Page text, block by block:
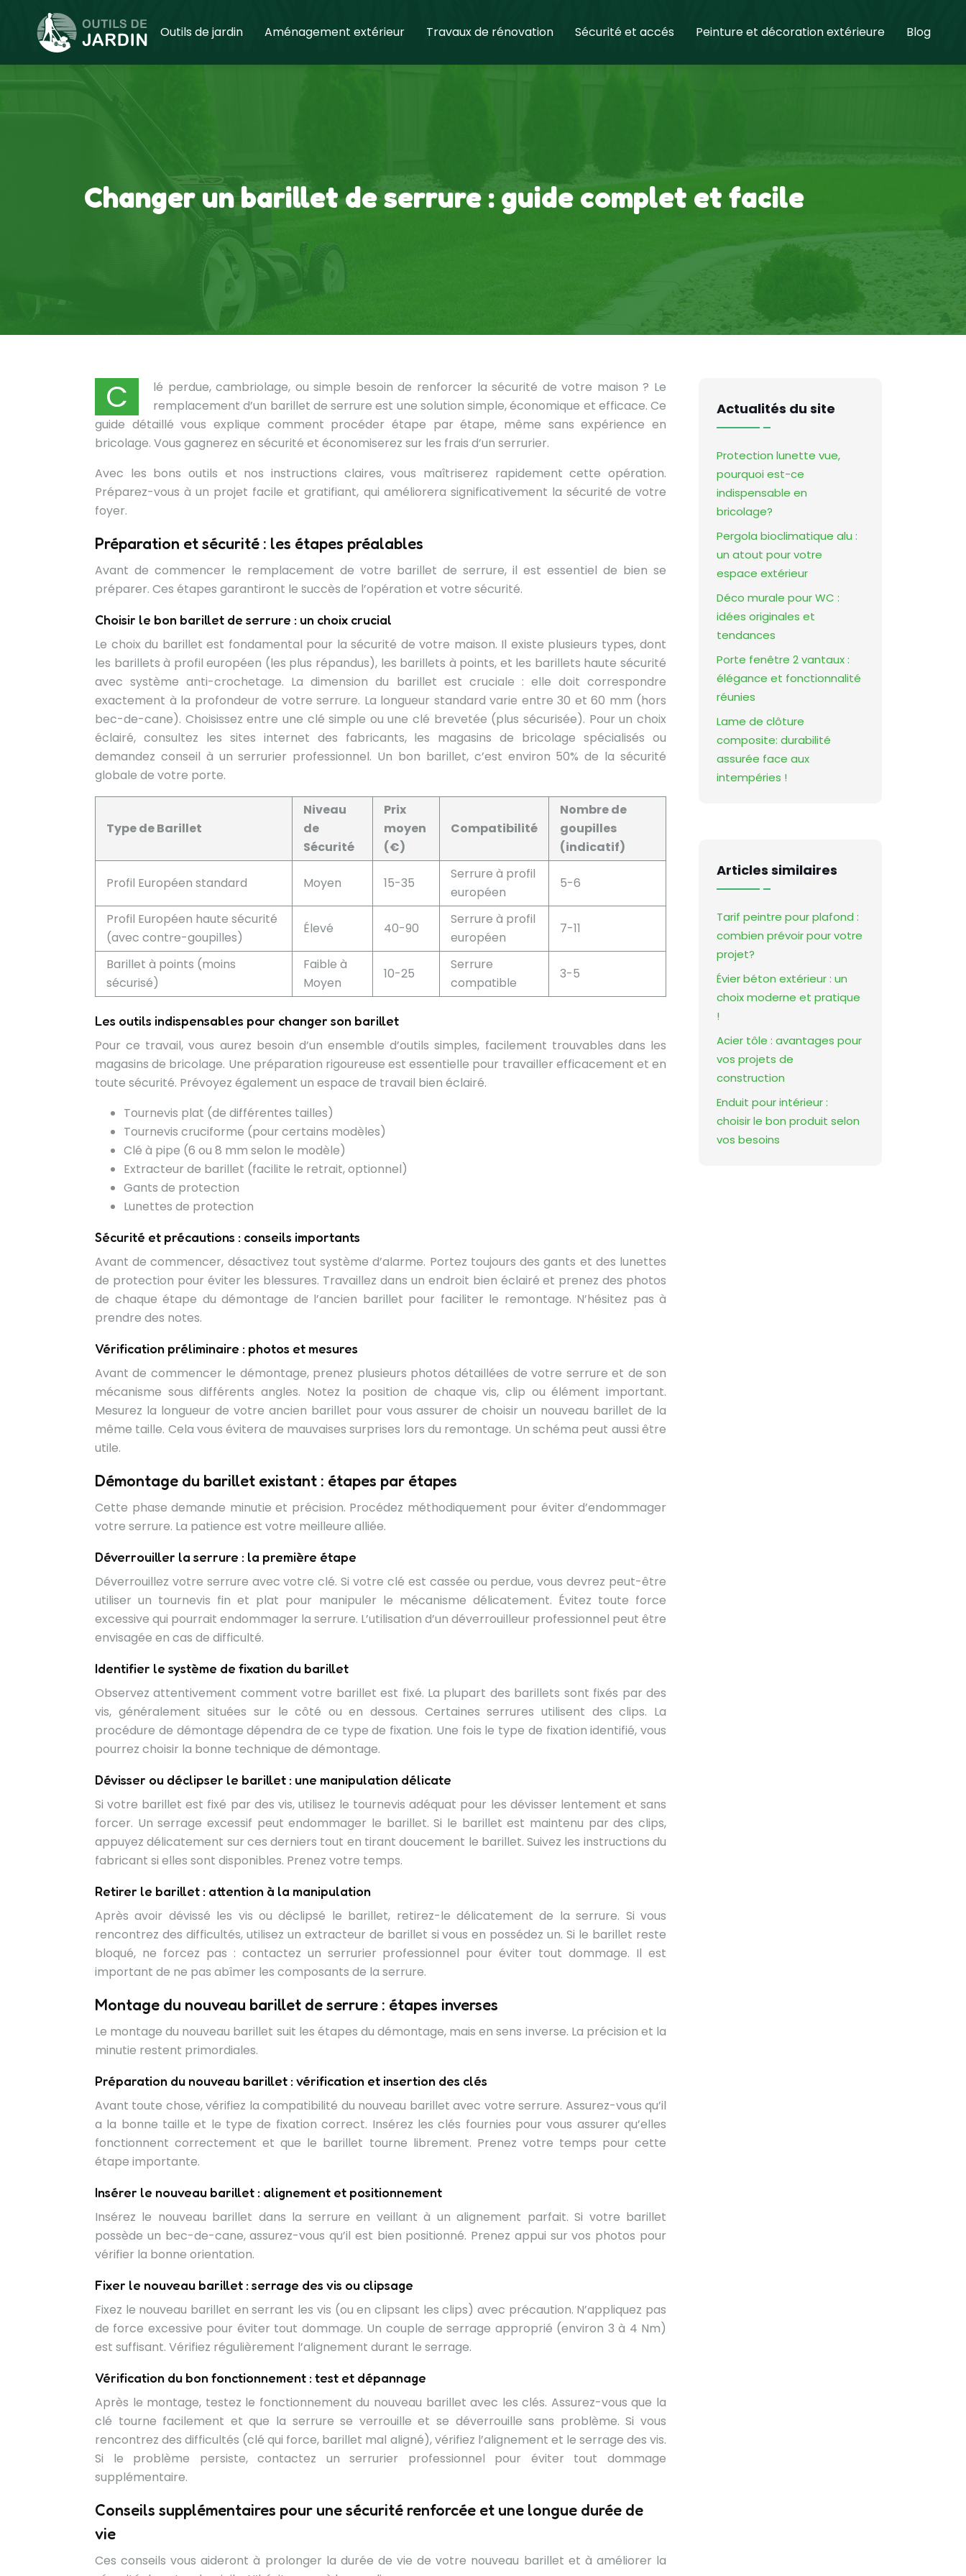
Outils de jardin Aménagement extérieur Travaux de rénovation Sécurité et accés Peinture et décoration extérieure Blog
Changer un barillet de serrure : guide complet et facile
C
lé perdue, cambriolage, ou simple besoin de renforcer la sécurité de votre maison ? Le
remplacement d’un barillet de serrure est une solution simple, économique et efficace. Ce
guide détaillé vous explique comment procéder étape par étape, même sans expérience en
bricolage. Vous gagnerez en sécurité et économiserez sur les frais d’un serrurier.
Avec les bons outils et nos instructions claires, vous maîtriserez rapidement cette opération.
Préparez-vous à un projet facile et gratifiant, qui améliorera significativement la sécurité de votre
foyer.
Préparation et sécurité : les étapes préalables
Avant de commencer le remplacement de votre barillet de serrure, il est essentiel de bien se
préparer. Ces étapes garantiront le succès de l’opération et votre sécurité.
Choisir le bon barillet de serrure : un choix crucial
Le choix du barillet est fondamental pour la sécurité de votre maison. Il existe plusieurs types, dont
les barillets à profil européen (les plus répandus), les barillets à points, et les barillets haute sécurité
avec système anti-crochetage. La dimension du barillet est cruciale : elle doit correspondre
exactement à la profondeur de votre serrure. La longueur standard varie entre 30 et 60 mm (hors
bec-de-cane). Choisissez entre une clé simple ou une clé brevetée (plus sécurisée). Pour un choix
éclairé, consultez les sites internet des fabricants, les magasins de bricolage spécialisés ou
demandez conseil à un serrurier professionnel. Un bon barillet, c’est environ 50% de la sécurité
globale de votre porte.
Type de Barillet
Niveau
de
Sécurité
Prix
moyen
(€)
Compatibilité
Nombre de
goupilles
(indicatif)
Profil Européen standard Moyen 15-35
Serrure à profil
européen
5-6
Profil Européen haute sécurité
(avec contre-goupilles)
Élevé 40-90
Serrure à profil
européen
7-11
Barillet à points (moins
sécurisé)
Faible à
Moyen
10-25
Serrure
compatible
3-5
Les outils indispensables pour changer son barillet
Pour ce travail, vous aurez besoin d’un ensemble d’outils simples, facilement trouvables dans les
magasins de bricolage. Une préparation rigoureuse est essentielle pour travailler efficacement et en
toute sécurité. Prévoyez également un espace de travail bien éclairé.
Tournevis plat (de différentes tailles)
Tournevis cruciforme (pour certains modèles)
Clé à pipe (6 ou 8 mm selon le modèle)
Extracteur de barillet (facilite le retrait, optionnel)
Gants de protection
Lunettes de protection
Sécurité et précautions : conseils importants
Avant de commencer, désactivez tout système d’alarme. Portez toujours des gants et des lunettes
de protection pour éviter les blessures. Travaillez dans un endroit bien éclairé et prenez des photos
de chaque étape du démontage de l’ancien barillet pour faciliter le remontage. N’hésitez pas à
prendre des notes.
Vérification préliminaire : photos et mesures
Avant de commencer le démontage, prenez plusieurs photos détaillées de votre serrure et de son
mécanisme sous différents angles. Notez la position de chaque vis, clip ou élément important.
Mesurez la longueur de votre ancien barillet pour vous assurer de choisir un nouveau barillet de la
même taille. Cela vous évitera de mauvaises surprises lors du remontage. Un schéma peut aussi être
utile.
Démontage du barillet existant : étapes par étapes
Cette phase demande minutie et précision. Procédez méthodiquement pour éviter d’endommager
votre serrure. La patience est votre meilleure alliée.
Déverrouiller la serrure : la première étape
Déverrouillez votre serrure avec votre clé. Si votre clé est cassée ou perdue, vous devrez peut-être
utiliser un tournevis fin et plat pour manipuler le mécanisme délicatement. Évitez toute force
excessive qui pourrait endommager la serrure. L’utilisation d’un déverrouilleur professionnel peut être
envisagée en cas de difficulté.
Identifier le système de fixation du barillet
Observez attentivement comment votre barillet est fixé. La plupart des barillets sont fixés par des
vis, généralement situées sur le côté ou en dessous. Certaines serrures utilisent des clips. La
procédure de démontage dépendra de ce type de fixation. Une fois le type de fixation identifié, vous
pourrez choisir la bonne technique de démontage.
Dévisser ou déclipser le barillet : une manipulation délicate
Si votre barillet est fixé par des vis, utilisez le tournevis adéquat pour les dévisser lentement et sans
forcer. Un serrage excessif peut endommager le barillet. Si le barillet est maintenu par des clips,
appuyez délicatement sur ces derniers tout en tirant doucement le barillet. Suivez les instructions du
fabricant si elles sont disponibles. Prenez votre temps.
Retirer le barillet : attention à la manipulation
Après avoir dévissé les vis ou déclipsé le barillet, retirez-le délicatement de la serrure. Si vous
rencontrez des difficultés, utilisez un extracteur de barillet si vous en possédez un. Si le barillet reste
bloqué, ne forcez pas : contactez un serrurier professionnel pour éviter tout dommage. Il est
important de ne pas abîmer les composants de la serrure.
Montage du nouveau barillet de serrure : étapes inverses
Le montage du nouveau barillet suit les étapes du démontage, mais en sens inverse. La précision et la
minutie restent primordiales.
Préparation du nouveau barillet : vérification et insertion des clés
Avant toute chose, vérifiez la compatibilité du nouveau barillet avec votre serrure. Assurez-vous qu’il
a la bonne taille et le type de fixation correct. Insérez les clés fournies pour vous assurer qu’elles
fonctionnent correctement et que le barillet tourne librement. Prenez votre temps pour cette
étape importante.
Insérer le nouveau barillet : alignement et positionnement
Insérez le nouveau barillet dans la serrure en veillant à un alignement parfait. Si votre barillet
possède un bec-de-cane, assurez-vous qu’il est bien positionné. Prenez appui sur vos photos pour
vérifier la bonne orientation.
Fixer le nouveau barillet : serrage des vis ou clipsage
Fixez le nouveau barillet en serrant les vis (ou en clipsant les clips) avec précaution. N’appliquez pas
de force excessive pour éviter tout dommage. Un couple de serrage approprié (environ 3 à 4 Nm)
est suffisant. Vérifiez régulièrement l’alignement durant le serrage.
Vérification du bon fonctionnement : test et dépannage
Après le montage, testez le fonctionnement du nouveau barillet avec les clés. Assurez-vous que la
clé tourne facilement et que la serrure se verrouille et se déverrouille sans problème. Si vous
rencontrez des difficultés (clé qui force, barillet mal aligné), vérifiez l’alignement et le serrage des vis.
Si le problème persiste, contactez un serrurier professionnel pour éviter tout dommage
supplémentaire.
Conseils supplémentaires pour une sécurité renforcée et une longue durée de
vie
Ces conseils vous aideront à prolonger la durée de vie de votre nouveau barillet et à améliorer la
Actualités du site
Protection lunette vue,
pourquoi est-ce
indispensable en
bricolage?
Pergola bioclimatique alu :
un atout pour votre
espace extérieur
Déco murale pour WC :
idées originales et
tendances
Porte fenêtre 2 vantaux :
élégance et fonctionnalité
réunies
Lame de clôture
composite: durabilité
assurée face aux
intempéries !
Articles similaires
Tarif peintre pour plafond :
combien prévoir pour votre
projet?
Évier béton extérieur : un
choix moderne et pratique
!
Acier tôle : avantages pour
vos projets de
construction
Enduit pour intérieur :
choisir le bon produit selon
vos besoins